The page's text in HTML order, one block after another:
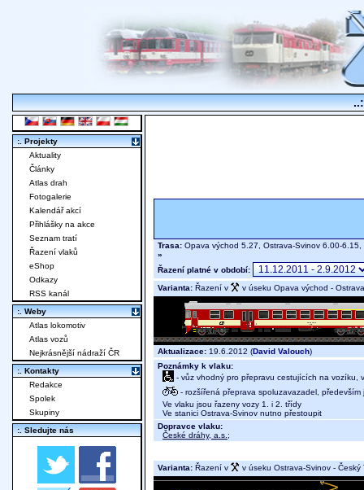
Trasa: Opava východ 5.27, Ostrava-Svinov 6.00-
»
Řazení platné v období:
Varianta: Řazení v v úseku Opava východ -
Aktualizace: 19.6.2012 (David Valouch)
Poznámky k vlaku:
- vůz vhodný pro přepravu cestujících na vozíku,
- rozšířená přeprava spoluzavazadel, především
Ve vlaku jsou řazeny vozy 1. i 2. třídy
Ve stanici Ostrava-Svinov nutno přestoupit
Dopravce vlaku:
České dráhy, a.s. ;
Varianta: Řazení v v úseku Ostrava-Svinov - Český
:. Projekty
Aktuality
Články
Atlas drah
Fotogalerie
Kalendář akcí
Přihlášky na akce
Seznam tratí
Řazení vlaků
eShop
Odkazy
RSS kanál
:. Weby
Atlas lokomotiv
Atlas vozů
Nejkrásnější nádraží ČR
:. Kontakty
Redakce
Spolek
Skupiny
:. Sledujte nás